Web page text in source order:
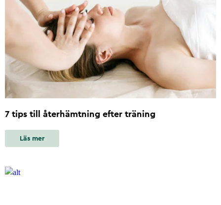
7 tips till återhämtning efter träning
Läs mer